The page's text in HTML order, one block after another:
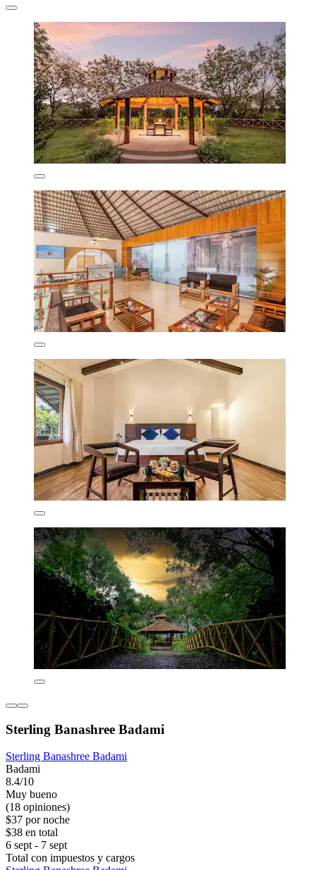
Sterling Banashree Badami
Sterling Banashree Badami
Badami
8.4/10
Muy bueno
(18 opiniones)
$37 por noche
$38 en total
6 sept - 7 sept
Total con impuestos y cargos